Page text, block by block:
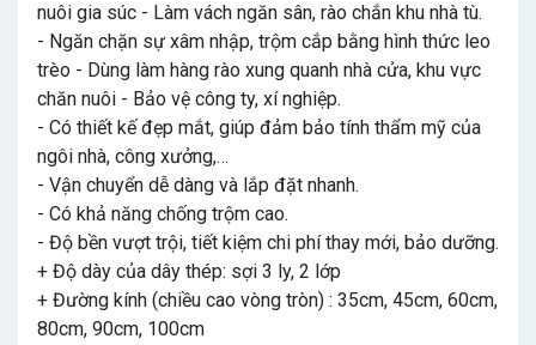
nuôi gia súc - Làm vách ngăn sân, rào chắn khu nhà tù.
- Ngăn chặn sự xâm nhập, trộm cắp bằng hình thức leo
trèo - Dùng làm hàng rào xung quanh nhà cửa, khu vực
chăn nuôi - Bảo vệ công ty, xí nghiệp.
- Có thiết kế đẹp mắt, giúp đảm bảo tính thẩm mỹ của
ngôi nhà, công xưởng,…
- Vận chuyển dễ dàng và lắp đặt nhanh.
- Có khả năng chống trộm cao.
- Độ bền vượt trội, tiết kiệm chi phí thay mới, bảo dưỡng.
+ Độ dày của dây thép: sợi 3 ly, 2 lớp
+ Đường kính (chiều cao vòng tròn) : 35cm, 45cm, 60cm,
80cm, 90cm, 100cm